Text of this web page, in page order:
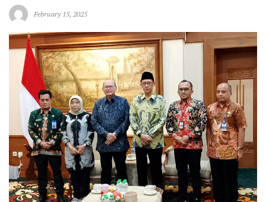
February 15, 2025